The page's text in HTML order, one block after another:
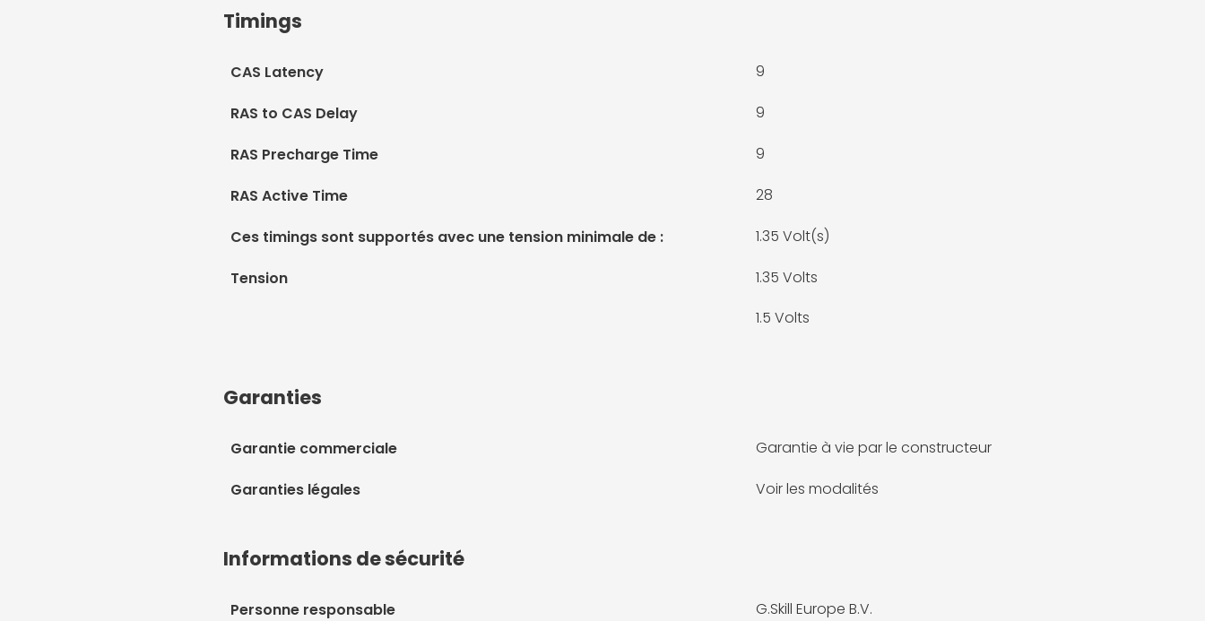
Timings
CAS Latency 9
RAS to CAS Delay 9
RAS Precharge Time 9
RAS Active Time 28
Ces timings sont supportés avec une tension minimale de : 1.35 Volt(s)
Tension
1.35 Volts
1.5 Volts
Garanties
Garantie commerciale Garantie à vie par le constructeur
Garanties légales Voir les modalités
Informations de sécurité
Personne responsable G.Skill Europe B.V.